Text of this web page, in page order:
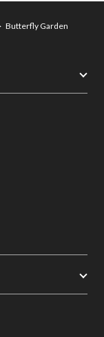
Butterfly Garden